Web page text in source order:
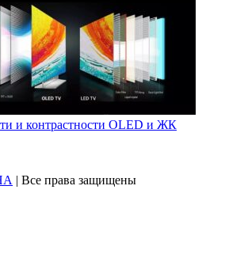
и контрастности OLED и ЖК
| Все права защищены